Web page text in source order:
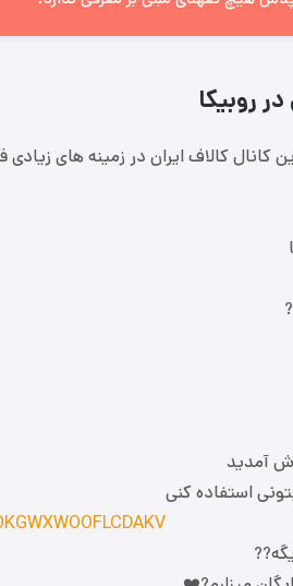
روبیکا
کانال کالاف ایران در زمینه های
آمدید
استفاده کنی